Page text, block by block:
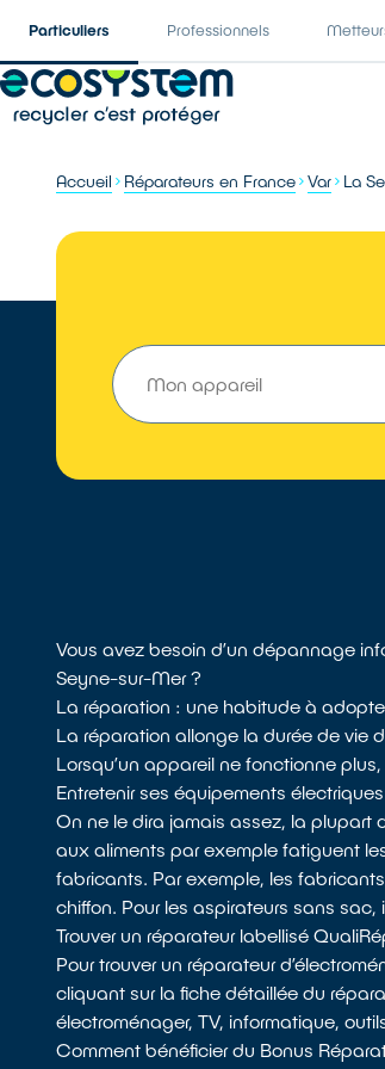
Particuliers Professionnels
Accueil Réparateurs en France Var La
Vous avez besoin d’un dépannage
Seyne-sur-Mer ?
La réparation : une habitude à
La réparation allonge la durée de vie
Lorsqu’un appareil ne fonctionne
Entretenir ses équipements
On ne le dira jamais assez, la plupart
aux aliments par exemple fatiguent
fabricants. Par exemple, les fabricants
chiffon. Pour les aspirateurs sans
Trouver un réparateur labellisé
Pour trouver un réparateur
cliquant sur la fiche détaillée du
électroménager, TV, informatique,
Comment bénéficier du Bonus